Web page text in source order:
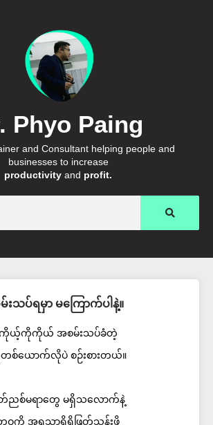
Phyo Paing
and Consultant helping people and
businesses to increase
productivity and profit.
းသပ်ရမှာ မကြောက်ပါနဲ့။
ယ့်ကိုကိုယ် အစမ်းသပ်ခံတဲ့
စ်ယောက်လိုပဲ စဉ်းစားတယ်။
ညစ်မရာတွေ မရှိသလောက်နဲ့
ဝကို အရသာရှိရှိဖြတ်သန်းဖို့